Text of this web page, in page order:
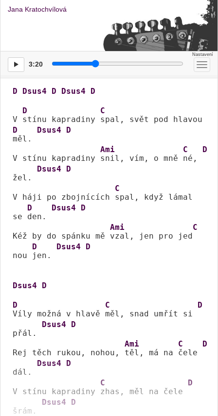
Jana Kratochvílová
3:20
D Dsus4 D Dsus4 D
V
D
stínu kapradiny
C
D
měl.
Dsus4 D
V stínu kapradiny
Ami
snil, vím, o mně
C
né,
D
žel.
Dsus4 D
V háji po zbojnících
C
spal, když lámal
se
D
den.
Dsus4 D
Kéž by do spánku mě
Ami
vzal, jen pro jed
C
nou
D
jen.
Dsus4 D
Dsus4 D
D
Víly možná v hlavě
C
měl, snad umřít si
D
přál.
Dsus4 D
Rej těch rukou, nohou,
Ami
těl, má na
C
čele
D
dál.
Dsus4 D
V stínu kapradiny
C
zhas, měl na čele
D
šrám.
Dsus4 D